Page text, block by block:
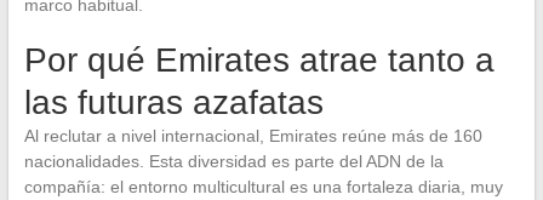
marco habitual.
Por qué Emirates atrae tanto a
las futuras azafatas
Al reclutar a nivel internacional, Emirates reúne más de 160
nacionalidades. Esta diversidad es parte del ADN de la
compañía: el entorno multicultural es una fortaleza diaria, muy